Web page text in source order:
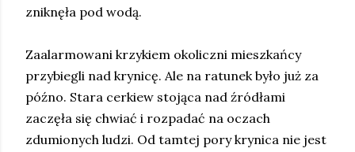
zniknęła pod wodą.
Zaalarmowani krzykiem okoliczni mieszkańcy
przybiegli nad krynicę. Ale na ratunek było już za
późno. Stara cerkiew stojąca nad źródłami
zaczęła się chwiać i rozpadać na oczach
zdumionych ludzi. Od tamtej pory krynica nie jest